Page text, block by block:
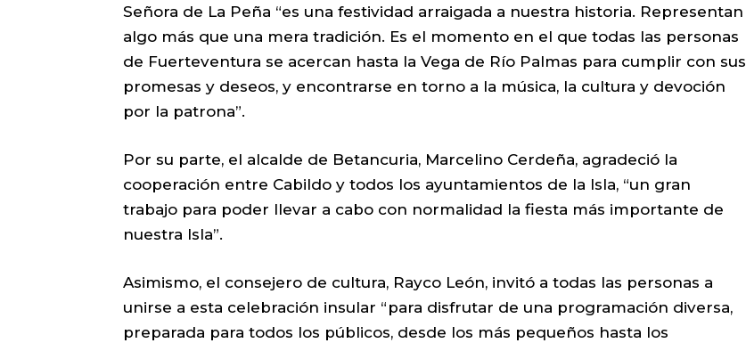
Señora de La Peña “es una festividad arraigada a nuestra historia. Representan
algo más que una mera tradición. Es el momento en el que todas las personas
de Fuerteventura se acercan hasta la Vega de Río Palmas para cumplir con sus
promesas y deseos, y encontrarse en torno a la música, la cultura y devoción
por la patrona”.
Por su parte, el alcalde de Betancuria, Marcelino Cerdeña, agradeció la
cooperación entre Cabildo y todos los ayuntamientos de la Isla, “un gran
trabajo para poder llevar a cabo con normalidad la fiesta más importante de
nuestra Isla”.
Asimismo, el consejero de cultura, Rayco León, invitó a todas las personas a
unirse a esta celebración insular “para disfrutar de una programación diversa,
preparada para todos los públicos, desde los más pequeños hasta los